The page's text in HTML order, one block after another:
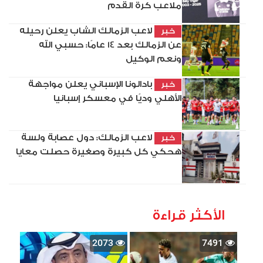
ملاعب كرة القدم
خبر
لاعب الزمالك الشاب يعلن رحيله
عن الزمالك بعد 14 عامًا: حسبي الله
ونعم الوكيل
خبر
بادالونا الإسباني يعلن مواجهة
الأهلي وديًا في معسكر إسبانيا
خبر
لاعب الزمالك: دول عصابة ولسة
هحكي كل كبيرة وصغيرة حصلت معايا
الأكثر قراءة
7491
2073